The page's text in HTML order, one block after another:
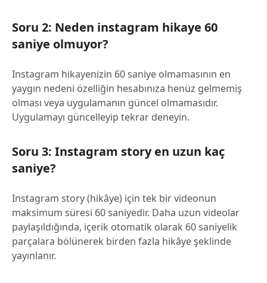
Soru 2: Neden instagram hikaye 60
saniye olmuyor?
Instagram hikayenizin 60 saniye olmamasının en
yaygın nedeni özelliğin hesabınıza henüz gelmemiş
olması veya uygulamanın güncel olmamasıdır.
Uygulamayı güncelleyip tekrar deneyin.
Soru 3: Instagram story en uzun kaç
saniye?
Instagram story (hikâye) için tek bir videonun
maksimum süresi 60 saniyedir. Daha uzun videolar
paylaşıldığında, içerik otomatik olarak 60 saniyelik
parçalara bölünerek birden fazla hikâye şeklinde
yayınlanır.